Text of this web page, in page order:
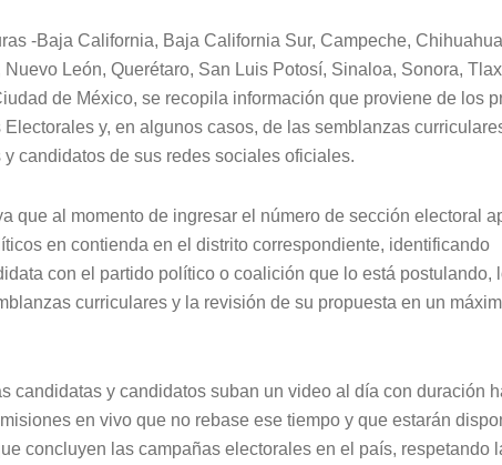
-Baja California, Baja California Sur, Campeche,
León, Querétaro, San Luis Potosí, Sinaloa, Sonora,
de México, se recopila información que proviene de los
y, en algunos casos, de las semblanzas
candidatos de sus redes sociales oficiales.
que al momento de ingresar el número de sección electoral
en contienda en el distrito correspondiente, identificando
con el partido político o coalición que lo está postulando,
curriculares y la revisión de su propuesta en un
candidatas y candidatos suban un video al día con duración
en vivo que no rebase ese tiempo y que estarán
concluyen las campañas electorales en el país, respetando